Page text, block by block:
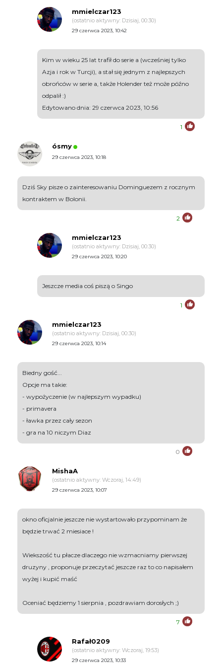
mmielczar123
(ostatnio aktywny: Dzisiaj, 00:30)
29 czerwca 2023, 10:42
Kim w wieku 25 lat trafił do serie a (wcześniej tylko
Azja i rok w Turcji), a stał się jednym z najlepszych
obrońców w serie a, także Holender też może późno
odpalił :)
Edytowano dnia: 29 czerwca 2023, 10:56
1
ósmy
29 czerwca 2023, 10:18
Dziś Sky pisze o zainteresowaniu Dominguezem z rocznym
kontraktem w Bolonii.
2
mmielczar123
(ostatnio aktywny: Dzisiaj, 00:30)
29 czerwca 2023, 10:20
Jeszcze media coś piszą o Singo
1
mmielczar123
(ostatnio aktywny: Dzisiaj, 00:30)
29 czerwca 2023, 10:14
Biedny gość...
Opcje ma takie:
- wypożyczenie (w najlepszym wypadku)
- primavera
- ławka przez cały sezon
- gra na 10 niczym Diaz
0
MishaA
(ostatnio aktywny: Wczoraj, 14:49)
29 czerwca 2023, 10:07
okno oficjalnie jeszcze nie wystartowało przypominam że
będzie trwać 2 miesiace !
Wiekszość tu płacze dlaczego nie wzmacniamy pierwszej
druzyny , proponuje przeczytać jeszcze raz to co napisałem
wyżej i kupić maść
Oceniać będziemy 1 sierpnia , pozdrawiam dorosłych ;)
7
Rafał0209
(ostatnio aktywny: Wczoraj, 19:53)
29 czerwca 2023, 10:33